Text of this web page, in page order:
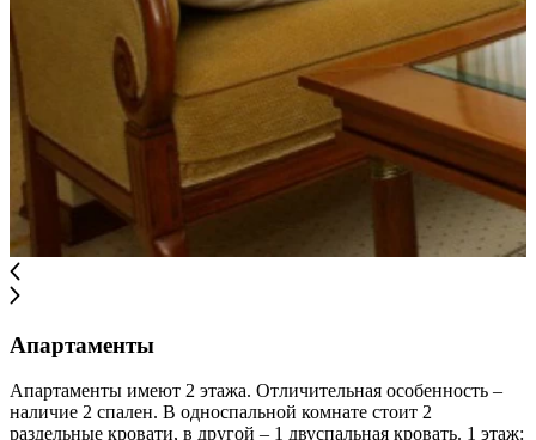
Апартаменты
Апартаменты имеют 2 этажа. Отличительная особенность –
наличие 2 спален. В односпальной комнате стоит 2
раздельные кровати, в другой – 1 двуспальная кровать. 1 этаж: